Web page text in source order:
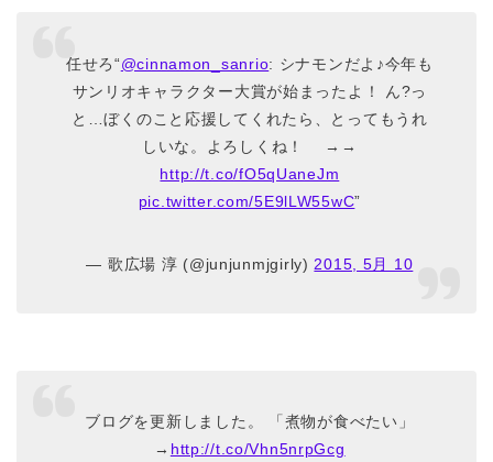
任せろ“@cinnamon_sanrio: シナモンだよ♪今年も
サンリオキャラクター大賞が始まったよ！ ん?っ
と…ぼくのこと応援してくれたら、とってもうれ
しいな。よろしくね！ →→
http://t.co/fO5qUaneJm
pic.twitter.com/5E9lLW55wC”
— 歌広場 淳 (@junjunmjgirly) 2015, 5月 10
ブログを更新しました。 「煮物が食べたい」
→ http://t.co/Vhn5nrpGcg